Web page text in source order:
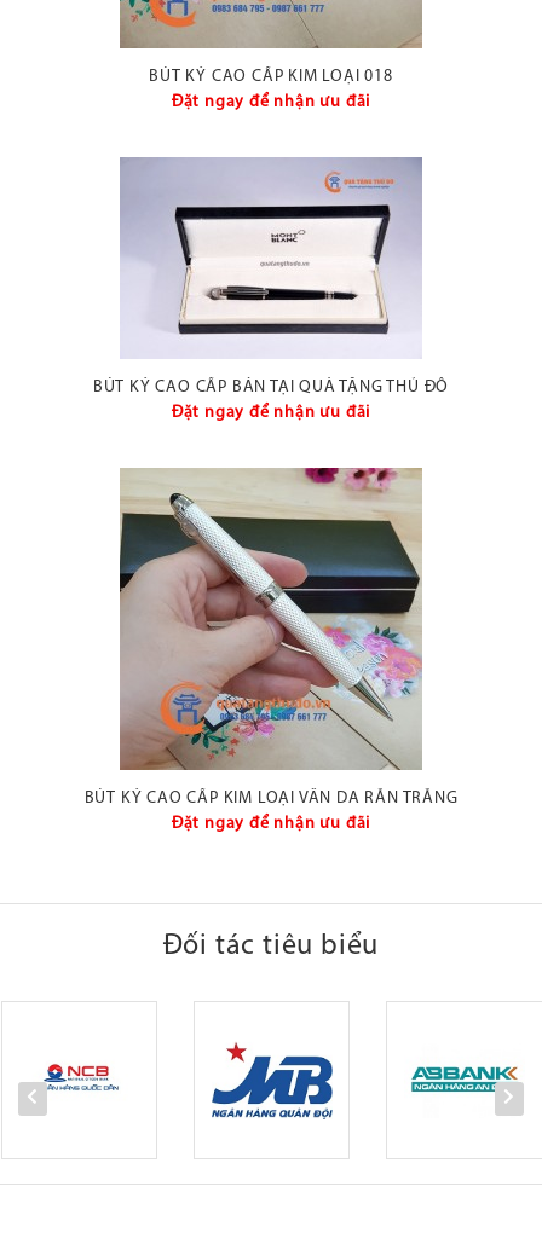
BÚT KÝ CAO CẤP KIM LOẠI 018
Đặt ngay để nhận ưu đãi
BÚT KÝ CAO CẤP BÁN TẠI QUÀ TẶNG THỦ ĐÔ
Đặt ngay để nhận ưu đãi
BÚT KÝ CAO CẤP KIM LOẠI VÂN DA RẮN TRẮNG
Đặt ngay để nhận ưu đãi
Đối tác tiêu biểu